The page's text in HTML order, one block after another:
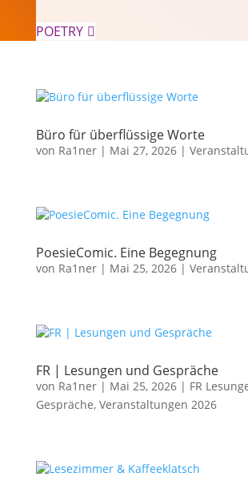
POETRY 
Büro für über­flüssige Worte
von Ra1ner| Mai 27, 2026|
PoesieComic. Eine Begegnung
von Ra1ner| Mai 25, 2026|
FR | Lesungen und Gespräche
von Ra1ner| Mai 25, 2026| FR
Gespräche, Veranstaltungen 2026